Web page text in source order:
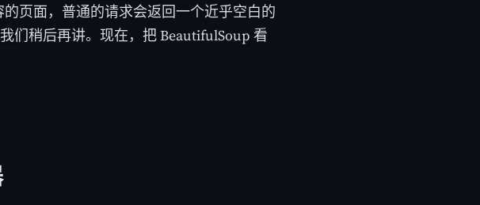
页面，普通的请求会返回一个近乎空白的
们稍后再讲。现在，把 BeautifulSoup 看